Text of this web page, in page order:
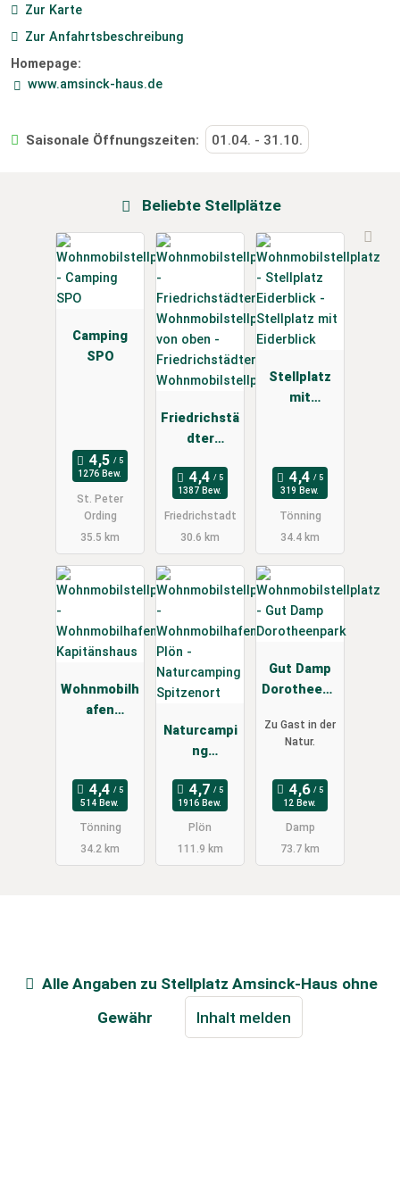
Zur Karte
Zur Anfahrtsbeschreibung
Homepage:
www.amsinck-haus.de
Saisonale Öffnungszeiten: 01.04. - 31.10.
Beliebte Stellplätze
Camping
SPO
1276 Bew.
St. Peter
Ording
35.5 km
Friedrichstä
dter
tellplatz
1387 Bew.
Friedrichstadt
30.6 km
Stellplatz
mit
319 Bew.
Tönning
34.4 km
Wohnmobilh
afen
514 Bew.
Tönning
34.2 km
Naturcampi
ng
1916 Bew.
Plön
111.9 km
Gut Damp
Dorotheenp
Zu Gast in der
Natur.
12 Bew.
Damp
73.7 km
Alle Angaben zu Stellplatz Amsinck-Haus ohne
Gewähr
Inhalt melden